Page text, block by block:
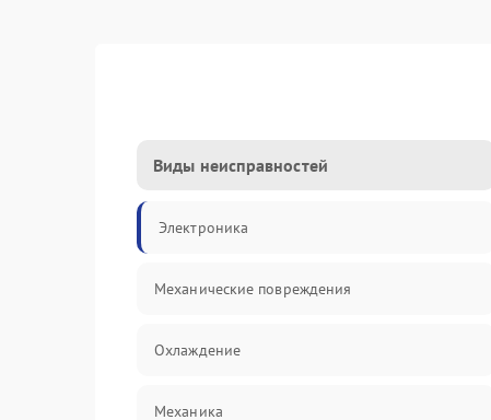
Виды неисправностей
Электроника
Механические повреждения
Охлаждение
Механика